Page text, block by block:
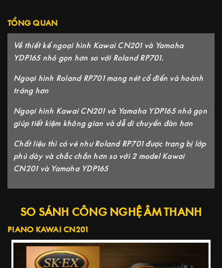
TỔNG QUAN
Về thiết kế ngoại hình Kawai CN201 và Yamaha
YDP165 nhỏ gọn hơn so với Roland RP701.
Ngoại hình Roland RP701 mang nét cổ điển và hoành
tráng hơn
Ngoại hình Kawai CN201 và Yamaha YDP165 nhỏ gọn
giúp tiết kiệm không gian và dễ di chuyển đàn hơn
Chất liệu thì có vẻ như Roland RP701 được trang bị lớp
phủ dày và chắc chắn hơn so với 2 model Kawai
CN201 và Yamaha YDP165
SO SÁNH CÔNG NGHỆ ÂM THANH
PIANO KAWAI CN201